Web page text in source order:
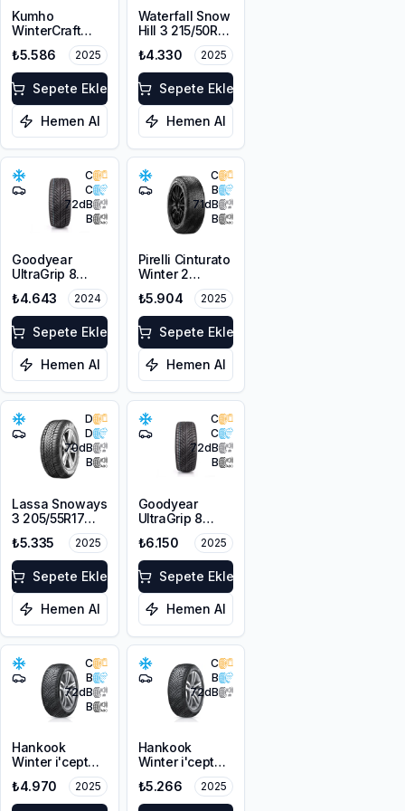
Kumho
WinterCraft
WI32 215/50R17
95T XL M+S
3PMSF Çivi
Delikli
₺5.586 2025
Sepete Ekle
Hemen Al
Waterfall Snow
Hill 3 215/50R17
₺4.330 2025
Sepete Ekle
Hemen Al
C
C
72dB
B
Goodyear
UltraGrip 8
Performance
215/50R17 95V
XL M+S FP
₺4.643 2024
Sepete Ekle
Hemen Al
C
B
71dB
B
Pirelli Cinturato
Winter 2
205/55R17 95H
XL M+S 3PMSF
₺5.904 2025
Sepete Ekle
Hemen Al
D
D
70dB
B
Lassa Snoways
3 205/55R17
95V XL M+S
3PMSF
₺5.335 2025
Sepete Ekle
Hemen Al
C
C
72dB
B
Goodyear
UltraGrip 8
Performance
215/50R17 95V
XL M+S FP
₺6.150 2025
Sepete Ekle
Hemen Al
C
B
72dB
B
Hankook
Winter i'cept
RS3 W462
215/55R16 97H
XL M+S 3PMSF
₺4.970 2025
C
B
72dB
Hankook
Winter i'cept
RS3 W462
215/50R17 95V
XL M+S 3PMSF
₺5.266 2025